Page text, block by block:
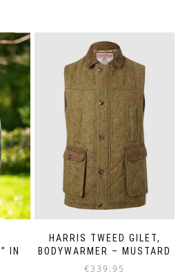
IN
HARRIS TWEED GILET,
BODYWARMER – MUSTARD
€339.95